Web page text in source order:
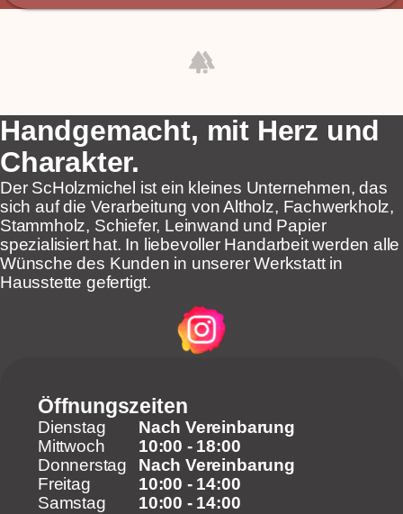
forest
Handgemacht, mit Herz und
Charakter.
Der ScHolzmichel ist ein kleines Unternehmen, das
sich auf die Verarbeitung von Altholz, Fachwerkholz,
Stammholz, Schiefer, Leinwand und Papier
spezialisiert hat. In liebevoller Handarbeit werden alle
Wünsche des Kunden in unserer Werkstatt in
Hausstette gefertigt.
Öffnungszeiten
Dienstag
Nach Vereinbarung
Mittwoch
10:00 - 18:00
Donnerstag
Nach Vereinbarung
Freitag
10:00 - 14:00
Samstag
10:00 - 14:00